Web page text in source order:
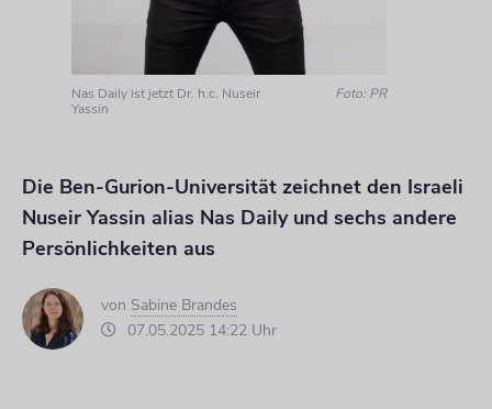
Nas Daily ist jetzt Dr. h.c. Nuseir
Yassin
Foto: PR
Die Ben-Gurion-Universität zeichnet den Israeli
Nuseir Yassin alias Nas Daily und sechs andere
Persönlichkeiten aus
von Sabine Brandes
07.05.2025 14:22 Uhr